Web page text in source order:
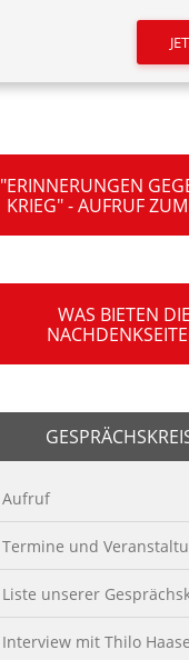
"ERINNERUNGEN
KRIEG" - AUFRUF
WAS BIETEN DIE
Aufruf
Termine und
Liste unserer
Interview mit Thilo Haase